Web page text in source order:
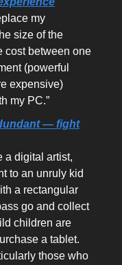
my
size of the
cost between one
(powerful
expensive)
my PC.”
— fight
a digital artist,
to an unruly kid
a rectangular
go and collect
children are
a tablet.
those who